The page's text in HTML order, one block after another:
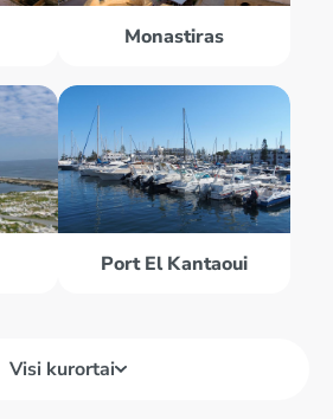
Monastiras
Port El Kantaoui
Visi kurortai